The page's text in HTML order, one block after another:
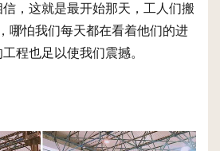
，这就是最开始那天，工人们搬
哪怕我们每天都在看着他们的进
程也足以使我们震撼。